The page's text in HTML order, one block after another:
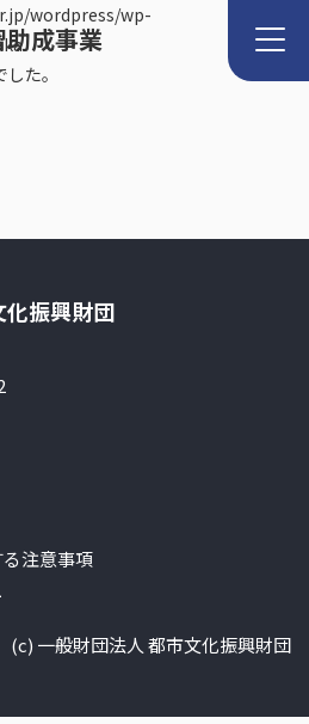
成事業
wordpress/wp-
た。
振興財団
注意事項
(c) 一般財団法人 都市文化振興財団